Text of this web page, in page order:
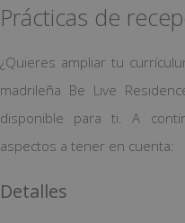
Prácticas de
¿Quieres ampliar tu
madrileña Be Live
disponible para ti. A
aspectos a tener en cuenta:
Detalles